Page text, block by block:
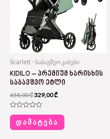
Scarlett - საბავშვო კაბები
KIDILO – ᲞᲠᲔᲛᲘᲣᲛ ᲮᲐᲠᲘᲡᲮᲘᲡ
ᲡᲐᲑᲐᲕᲨᲕᲝ ᲔᲢᲚᲘ
658,00₾329,00₾
Rated
0
out
of
ᲓᲐᲛᲐᲢᲔᲑᲐ